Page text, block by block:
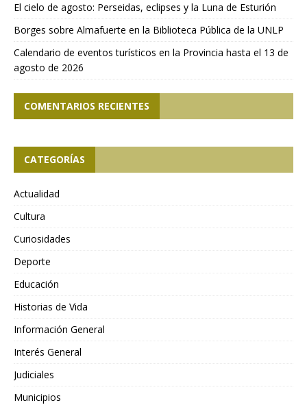
El cielo de agosto: Perseidas, eclipses y la Luna de Esturión
Borges sobre Almafuerte en la Biblioteca Pública de la UNLP
Calendario de eventos turísticos en la Provincia hasta el 13 de
agosto de 2026
COMENTARIOS RECIENTES
CATEGORÍAS
Actualidad
Cultura
Curiosidades
Deporte
Educación
Historias de Vida
Información General
Interés General
Judiciales
Municipios